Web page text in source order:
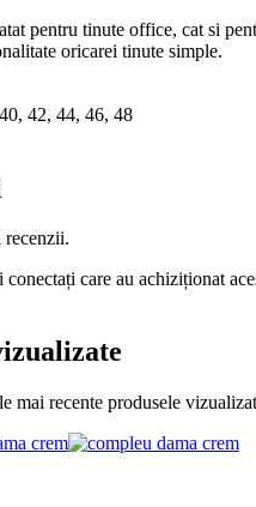
pentru tinute office, cat si
oricarei tinute simple.
42, 44, 46, 48
recenzii.
care au achiziționat
mai recente produsele